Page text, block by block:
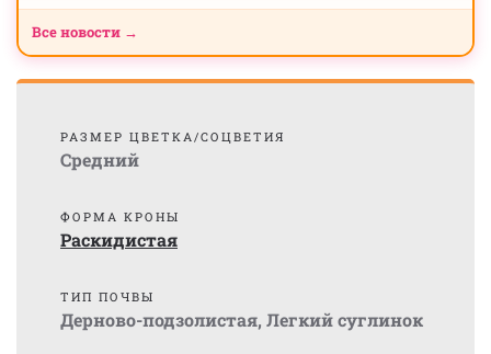
Все новости →
РАЗМЕР ЦВЕТКА/СОЦВЕТИЯ
Средний
ФОРМА КРОНЫ
Раскидистая
ТИП ПОЧВЫ
Дерново-подзолистая, Легкий суглинок